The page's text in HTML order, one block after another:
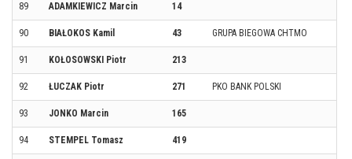
89 ADAMKIEWICZ Marcin 14
90 BIAŁOKOS Kamil 43 GRUPA BIEGOWA CHTMO
91 KOŁOSOWSKI Piotr 213
92 ŁUCZAK Piotr 271 PKO BANK POLSKI
93 JONKO Marcin 165
94 STEMPEL Tomasz 419